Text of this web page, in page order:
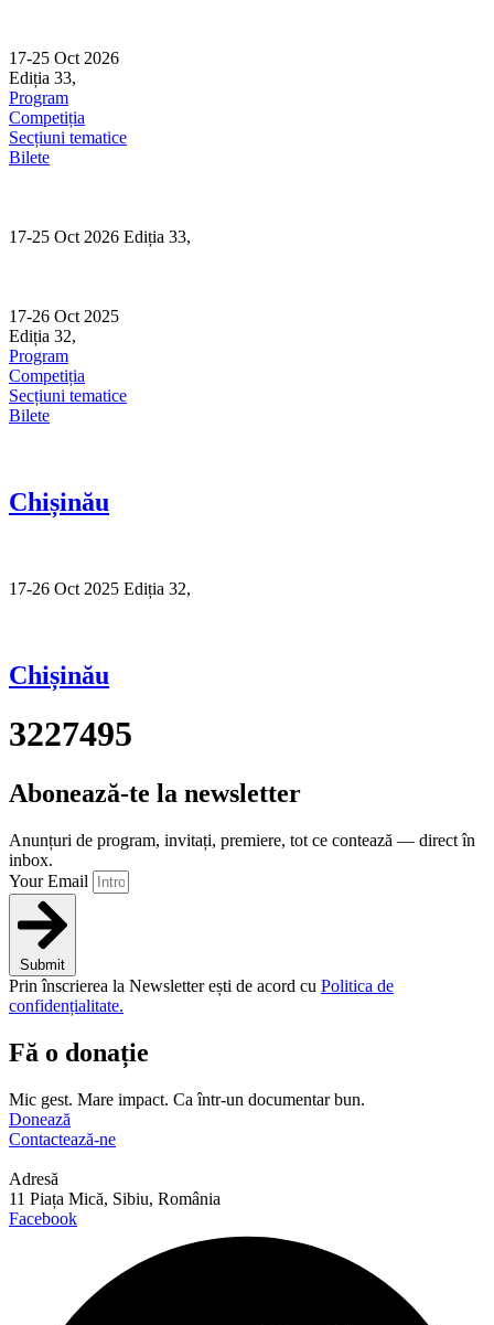
content
17-25 Oct 2026
Ediția 33,
Program
Competiția
Secțiuni tematice
Bilete
17-25 Oct 2026 Ediția 33,
17-26 Oct 2025
Ediția 32,
Program
Competiția
Secțiuni tematice
Bilete
Chișinău
17-26 Oct 2025 Ediția 32,
Chișinău
3227495
Abonează-te la newsletter
Anunțuri de program, invitați, premiere, tot ce contează — direct în
inbox.
Your Email
Submit
Prin înscrierea la Newsletter ești de acord cu Politica de
confidențialitate.
Fă o donație
Mic gest. Mare impact. Ca într-un documentar bun.
Donează
Contactează-ne
Adresă
11 Piața Mică, Sibiu, România
Facebook